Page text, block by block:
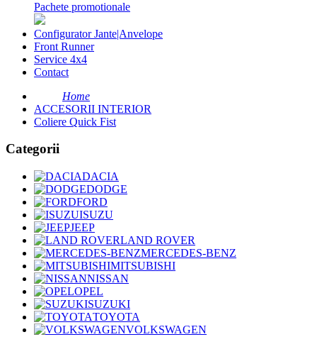
Pachete promotionale
Configurator Jante|Anvelope
Front Runner
Service 4x4
Contact
Home
ACCESORII INTERIOR
Coliere Quick Fist
Categorii
DACIA
DODGE
FORD
ISUZU
JEEP
LAND ROVER
MERCEDES-BENZ
MITSUBISHI
NISSAN
OPEL
SUZUKI
TOYOTA
VOLKSWAGEN